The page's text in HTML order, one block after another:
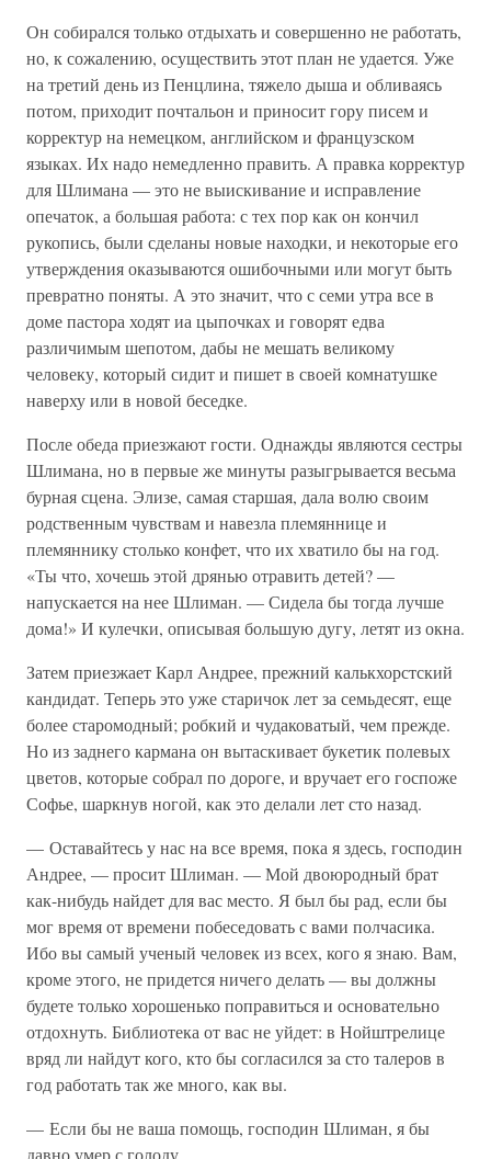
Он собирался только отдыхать и совершенно не работать,
но, к сожалению, осуществить этот план не удается. Уже
на третий день из Пенцлина, тяжело дыша и обливаясь
потом, приходит почтальон и приносит гору писем и
корректур на немецком, английском и французском
языках. Их надо немедленно править. А правка корректур
для Шлимана — это не выискивание и исправление
опечаток, а большая работа: с тех пор как он кончил
рукопись, были сделаны новые находки, и некоторые его
утверждения оказываются ошибочными или могут быть
превратно поняты. А это значит, что с семи утра все в
доме пастора ходят иа цыпочках и говорят едва
различимым шепотом, дабы не мешать великому
человеку, который сидит и пишет в своей комнатушке
наверху или в новой беседке.
После обеда приезжают гости. Однажды являются сестры
Шлимана, но в первые же минуты разыгрывается весьма
бурная сцена. Элизе, самая старшая, дала волю своим
родственным чувствам и навезла племяннице и
племяннику столько конфет, что их хватило бы на год.
«Ты что, хочешь этой дрянью отравить детей? —
напускается на нее Шлиман. — Сидела бы тогда лучше
дома!» И кулечки, описывая большую дугу, летят из окна.
Затем приезжает Карл Андрее, прежний калькхорстский
кандидат. Теперь это уже старичок лет за семьдесят, еще
более старомодный; робкий и чудаковатый, чем прежде.
Но из заднего кармана он вытаскивает букетик полевых
цветов, которые собрал по дороге, и вручает его госпоже
Софье, шаркнув ногой, как это делали лет сто назад.
— Оставайтесь у нас на все время, пока я здесь, господин
Андрее, — просит Шлиман. — Мой двоюродный брат
как-нибудь найдет для вас место. Я был бы рад, если бы
мог время от времени побеседовать с вами полчасика.
Ибо вы самый ученый человек из всех, кого я знаю. Вам,
кроме этого, не придется ничего делать — вы должны
будете только хорошенько поправиться и основательно
отдохнуть. Библиотека от вас не уйдет: в Нойштрелице
вряд ли найдут кого, кто бы согласился за сто талеров в
год работать так же много, как вы.
— Если бы не ваша помощь, господин Шлиман, я бы
давно умер с голоду.